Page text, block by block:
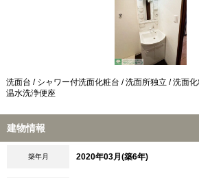
洗面台 / シャワー付洗面化粧台 / 洗面所独立 / 洗面
温水洗浄便座
建物情報
築年月 2020年03月(築6年)